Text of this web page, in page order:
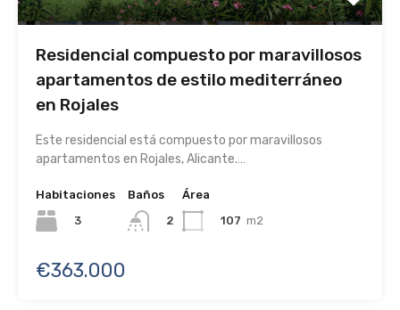
Residencial compuesto por maravillosos
apartamentos de estilo mediterráneo
en Rojales
Este residencial está compuesto por maravillosos
apartamentos en Rojales, Alicante.…
Habitaciones
3
Baños
2
Área
107 m2
€363.000